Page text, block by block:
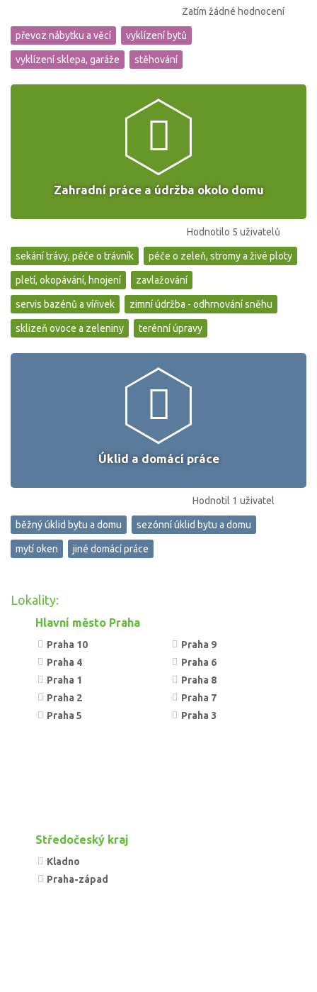
Zatím žádné hodnocení
převoz nábytku a věcí vyklízení bytů
vyklízení sklepa, garáže stěhování
Zahradní práce a údržba okolo domu
Hodnotilo 5 uživatelů
sekání trávy, péče o trávník péče o zeleň, stromy a živé ploty
pletí, okopávání, hnojení zavlažování
servis bazénů a vířivek zimní údržba - odhrnování sněhu
sklizeň ovoce a zeleniny terénní úpravy
Úklid a domácí práce
Hodnotil 1 uživatel
běžný úklid bytu a domu sezónní úklid bytu a domu
mytí oken jiné domácí práce
Lokality:
Hlavní město Praha
Praha 10
Praha 4
Praha 1
Praha 2
Praha 5
Praha 9
Praha 6
Praha 8
Praha 7
Praha 3
Středočeský kraj
Kladno
Praha-západ